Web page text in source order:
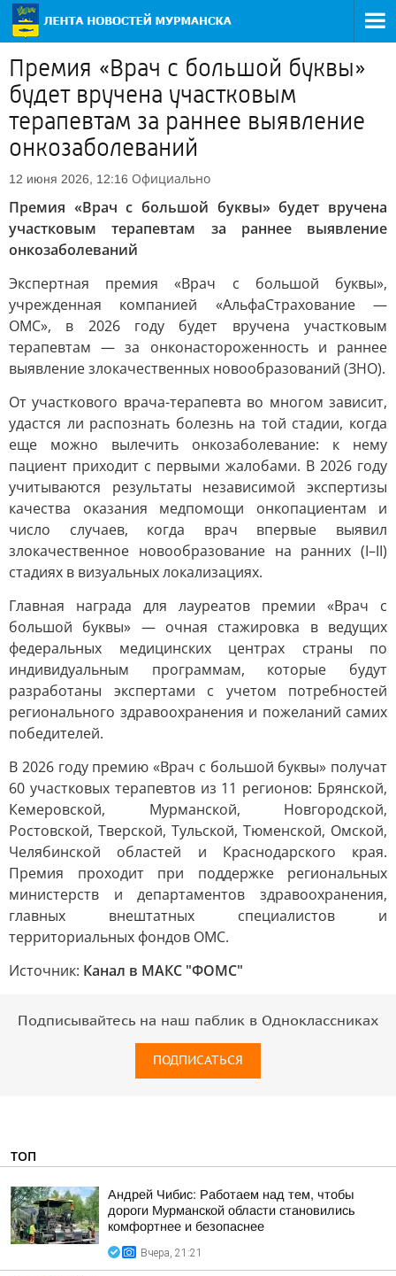
Премия «Врач с большой буквы»
будет вручена участковым
терапевтам за раннее выявление
онкозаболеваний
12 июня 2026, 12:16 Официально
Премия «Врач с большой буквы» будет вручена
участковым терапевтам за раннее выявление
онкозаболеваний
Экспертная премия «Врач с большой буквы»,
учрежденная компанией «АльфаСтрахование —
ОМС», в 2026 году будет вручена участковым
терапевтам — за онконастороженность и раннее
выявление злокачественных новообразований (ЗНО).
От участкового врача-терапевта во многом зависит,
удастся ли распознать болезнь на той стадии, когда
еще можно вылечить онкозаболевание: к нему
пациент приходит с первыми жалобами. В 2026 году
учитываются результаты независимой экспертизы
качества оказания медпомощи онкопациентам и
число случаев, когда врач впервые выявил
злокачественное новообразование на ранних (I–II)
стадиях в визуальных локализациях.
Главная награда для лауреатов премии «Врач с
большой буквы» — очная стажировка в ведущих
федеральных медицинских центрах страны по
индивидуальным программам, которые будут
разработаны экспертами с учетом потребностей
регионального здравоохранения и пожеланий самих
победителей.
В 2026 году премию «Врач с большой буквы» получат
60 участковых терапевтов из 11 регионов: Брянской,
Кемеровской, Мурманской, Новгородской,
Ростовской, Тверской, Тульской, Тюменской, Омской,
Челябинской областей и Краснодарского края.
Премия проходит при поддержке региональных
министерств и департаментов здравоохранения,
главных внештатных специалистов и
территориальных фондов ОМС.
Источник: Канал в МАКС "ФОМС"
Подписывайтесь на наш паблик в Одноклассниках
ПОДПИСАТЬСЯ
ТОП
Андрей Чибис: Работаем над тем, чтобы
дороги Мурманской области становились
комфортнее и безопаснее
Вчера, 21:21